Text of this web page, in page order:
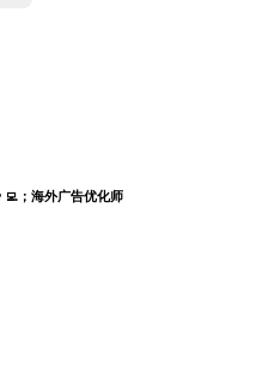
；海外广告优化师